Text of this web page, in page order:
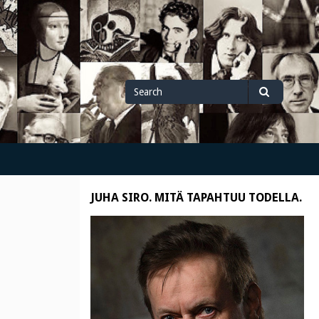
Search
for
Search
JUHA SIRO. MITÄ TAPAHTUU TODELLA.